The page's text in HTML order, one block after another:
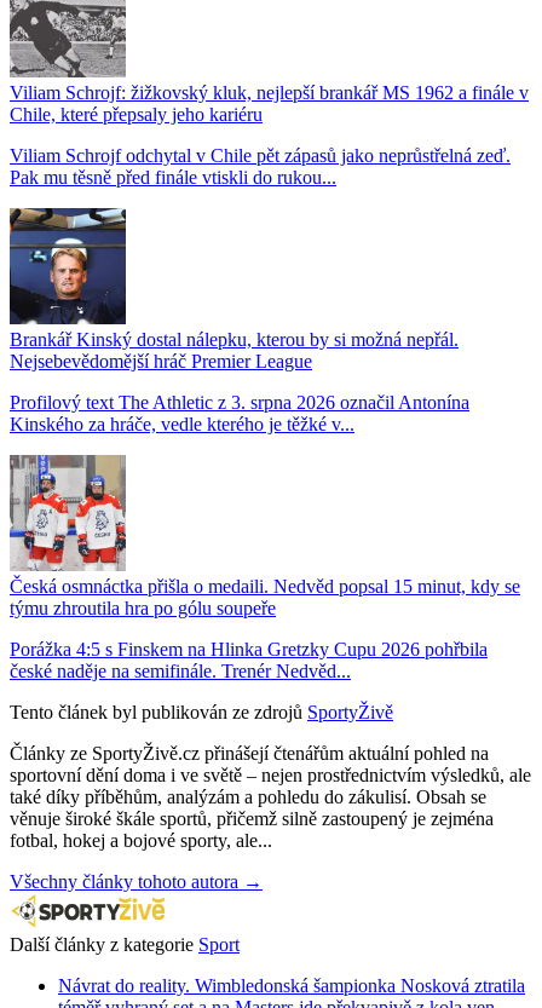
Viliam Schrojf: žižkovský kluk, nejlepší brankář MS 1962 a finále v
Chile, které přepsaly jeho kariéru
Viliam Schrojf odchytal v Chile pět zápasů jako neprůstřelná zeď.
Pak mu těsně před finále vtiskli do rukou...
Brankář Kinský dostal nálepku, kterou by si možná nepřál.
Nejsebevědomější hráč Premier League
Profilový text The Athletic z 3. srpna 2026 označil Antonína
Kinského za hráče, vedle kterého je těžké v...
Česká osmnáctka přišla o medaili. Nedvěd popsal 15 minut, kdy se
týmu zhroutila hra po gólu soupeře
Porážka 4:5 s Finskem na Hlinka Gretzky Cupu 2026 pohřbila
české naděje na semifinále. Trenér Nedvěd...
Tento článek byl publikován ze zdrojů SportyŽivě
Články ze SportyŽivě.cz přinášejí čtenářům aktuální pohled na
sportovní dění doma i ve světě – nejen prostřednictvím výsledků, ale
také díky příběhům, analýzám a pohledu do zákulisí. Obsah se
věnuje široké škále sportů, přičemž silně zastoupený je zejména
fotbal, hokej a bojové sporty, ale...
Všechny články tohoto autora →
Další články z kategorie Sport
Návrat do reality. Wimbledonská šampionka Nosková ztratila